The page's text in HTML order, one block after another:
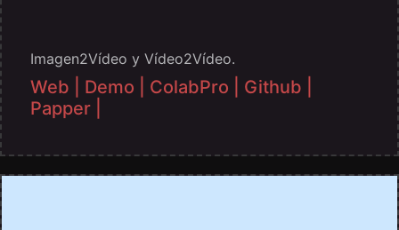
Imagen2Vídeo y Vídeo2Vídeo.
Web | Demo | ColabPro | Github |
Papper |